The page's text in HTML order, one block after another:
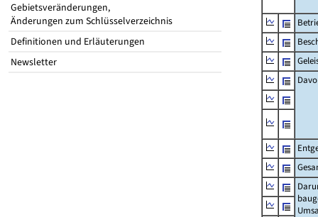
Gebietsveränderungen,
Änderungen zum Schlüsselverzeichnis
Definitionen und Erläuterungen
Newsletter